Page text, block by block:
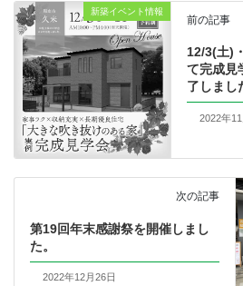
新築イベント情報
前の記事
12/3(土)
て完成見
了しまし
2022年
次の記事
第19回年末感謝祭を開催しまし
た。
2022年12月26日